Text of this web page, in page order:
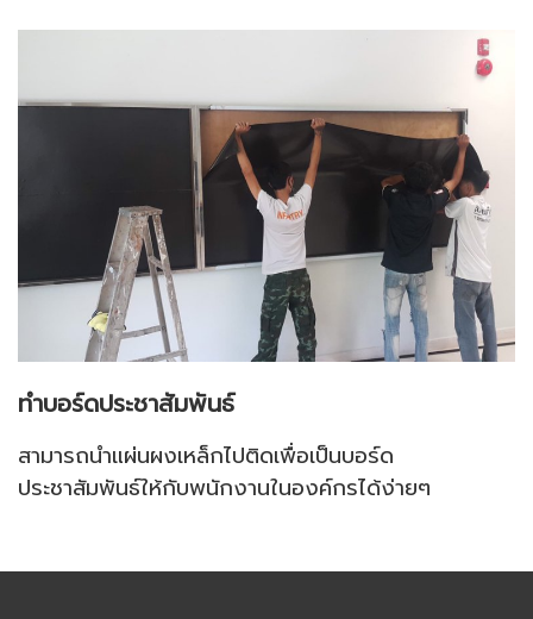
ทำบอร์ดประชาสัมพันธ์
สามารถนำแผ่นผงเหล็กไปติดเพื่อเป็นบอร์ด
ประชาสัมพันธ์ให้กับพนักงานในองค์กรได้ง่ายๆ